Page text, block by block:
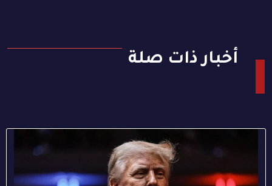
أخبار ذات صلة